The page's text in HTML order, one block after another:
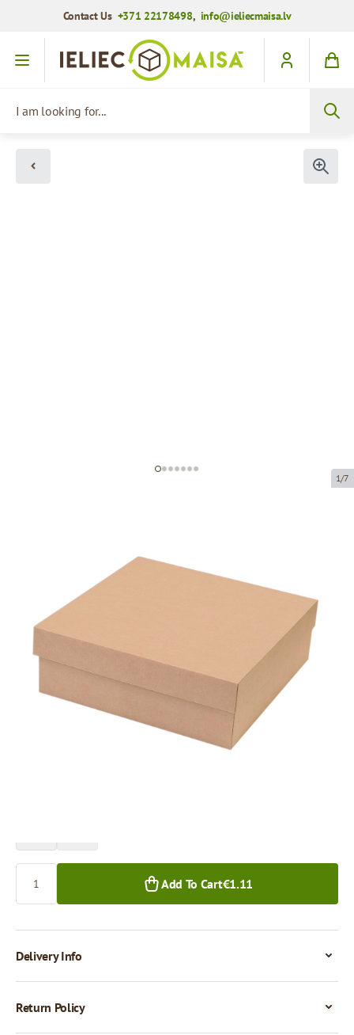
Contact Us +371 22178498, info@ieliecmaisa.lv
Skip to Content
1/7
240 x 240 x 80 mm
Material:
Thickness:1.5 mm
Product cannot be collected from a pickup point.
Price per 1 piece
Add To Cart€1.11
Delivery Info
Return Policy